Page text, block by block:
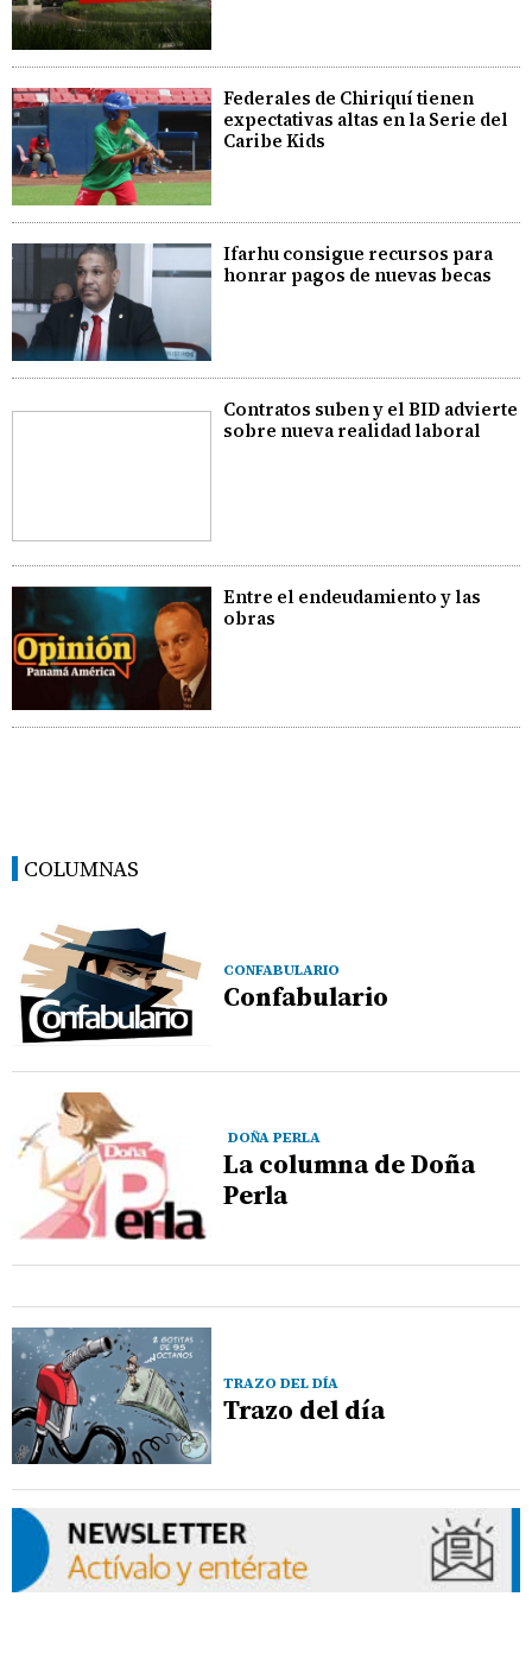
Federales de Chiriquí tienen
expectativas altas en la Serie del
Caribe Kids
Ifarhu consigue recursos para
honrar pagos de nuevas becas
Contratos suben y el BID advierte
sobre nueva realidad laboral
Entre el endeudamiento y las
obras
COLUMNAS
CONFABULARIO
Confabulario
DOÑA PERLA
La columna de Doña
Perla
TRAZO DEL DÍA
Trazo del día